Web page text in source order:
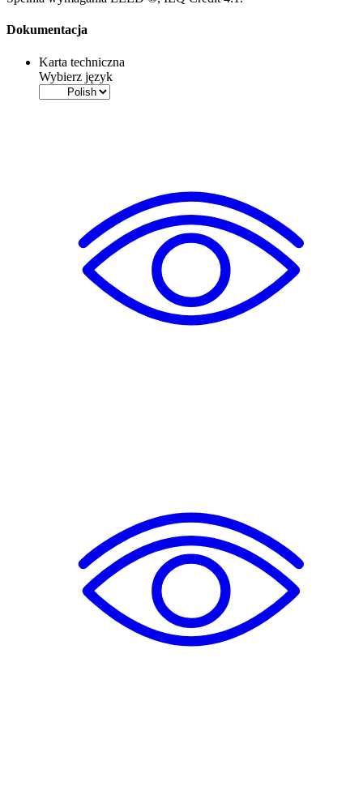
Dokumentacja
Karta techniczna
Wybierz język